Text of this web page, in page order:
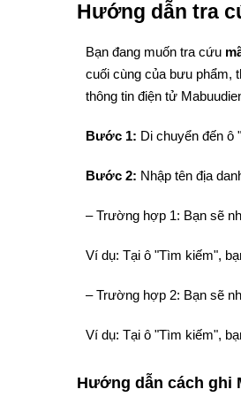
Hướng dẫn tra
Bạn đang muốn tra cứu
cuối cùng của bưu phẩm,
thông tin điện tử
Bước 1: Di chuyển đến ô
Bước 2: Nhập tên địa
– Trường hợp 1: Bạn sẽ
Ví dụ: Tại ô "Tìm kiếm",
– Trường hợp 2: Bạn sẽ
Ví dụ: Tại ô "Tìm kiếm",
Hướng dẫn cách ghi